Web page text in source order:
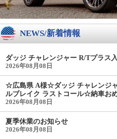
NEWS/新着情報
ダッジ チャレンジャー R/Tプラス
2026年08月08日
☆広島県 A様☆ダッジ チャレンジ
ルブレイク ラストコール☆納車お
2026年08月08日
夏季休業のお知らせ
2026年08月08日